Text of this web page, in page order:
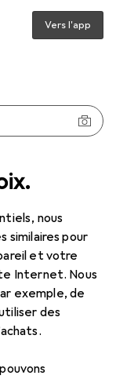
nous
similaires pour
et votre
Internet. Nous
exemple, de
des
Vers l'app
filetage à tolérance